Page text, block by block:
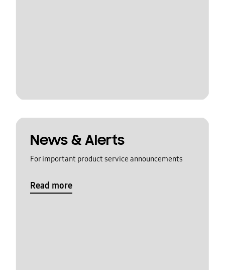
News & Alerts
For important product service announcements
Read more